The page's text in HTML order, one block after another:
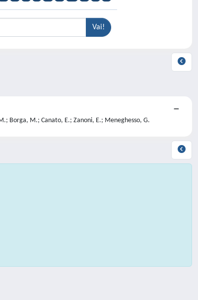
Borga, M.; Canato, E.; Zanoni, E.; Meneghesso, G.